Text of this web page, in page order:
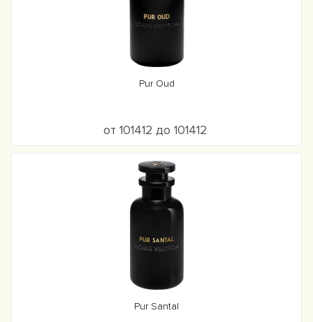
Pur Oud
от 101412 до 101412
Pur Santal